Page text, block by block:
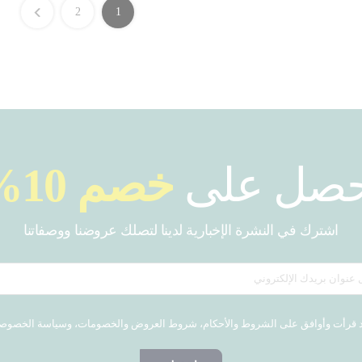
1
2
على خصم 10%
اشترك في النشرة الإخبارية لدينا لتصلك عروضنا ووصفاتنا
قرأت وأوافق على الشروط والأحكام، شروط العروض والخصومات، وسياسة